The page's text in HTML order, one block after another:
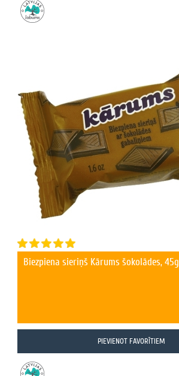
Biezpiena sieriņš Kārums šokolādes, 45g
PIEVIENOT FAVORĪTIEM